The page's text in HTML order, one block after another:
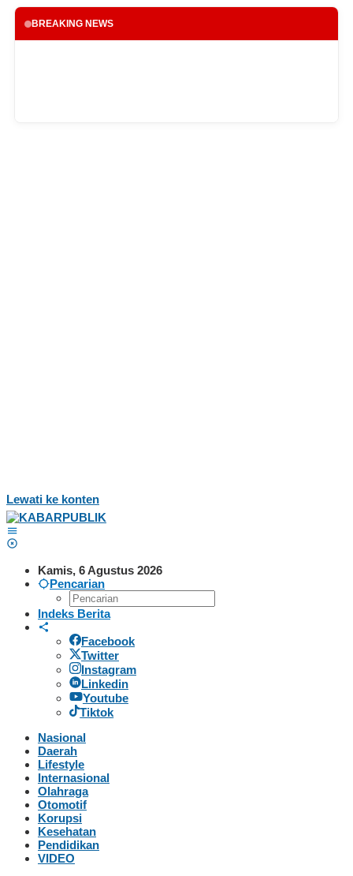
BREAKING NEWS
Lewati ke konten
Kamis, 6 Agustus 2026
Pencarian
Indeks Berita
Facebook
Twitter
Instagram
Linkedin
Youtube
Tiktok
Nasional
Daerah
Lifestyle
Internasional
Olahraga
Otomotif
Korupsi
Kesehatan
Pendidikan
VIDEO